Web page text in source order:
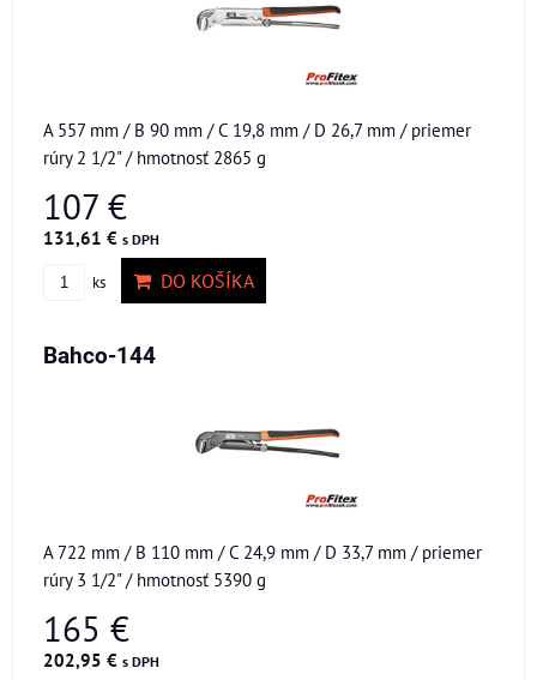
A 557 mm / B 90 mm / C 19,8 mm / D 26,7 mm / priemer
rúry 2 1/2" / hmotnosť 2865 g
107 €
131,61 € s DPH
ks DO KOŠÍKA
Bahco-144
A 722 mm / B 110 mm / C 24,9 mm / D 33,7 mm / priemer
rúry 3 1/2" / hmotnosť 5390 g
165 €
202,95 € s DPH